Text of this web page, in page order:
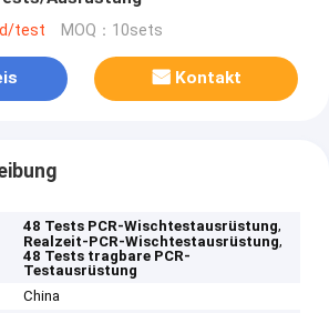
test MOQ：10sets
Kontakt
48 Tests PCR-Wischtestausrüstung,
Realzeit-PCR-Wischtestausrüstung,
48 Tests tragbare PCR-
Testausrüstung
China